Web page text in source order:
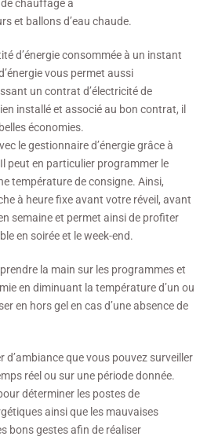
chauffage à
et ballons d’eau chaude.
d’énergie consommée à un instant
vous permet aussi
un contrat d’électricité de
installé et associé au bon contrat, il
économies.
le gestionnaire d’énergie grâce à
peut en particulier programmer le
température de consigne. Ainsi,
à heure fixe avant votre réveil, avant
semaine et permet ainsi de profiter
en soirée et le week-end.
la main sur les programmes et
en diminuant la température d’un ou
en hors gel en cas d’une absence de
d’ambiance que vous pouvez surveiller
réel ou sur une période donnée.
déterminer les postes de
ainsi que les mauvaises
bons gestes afin de réaliser